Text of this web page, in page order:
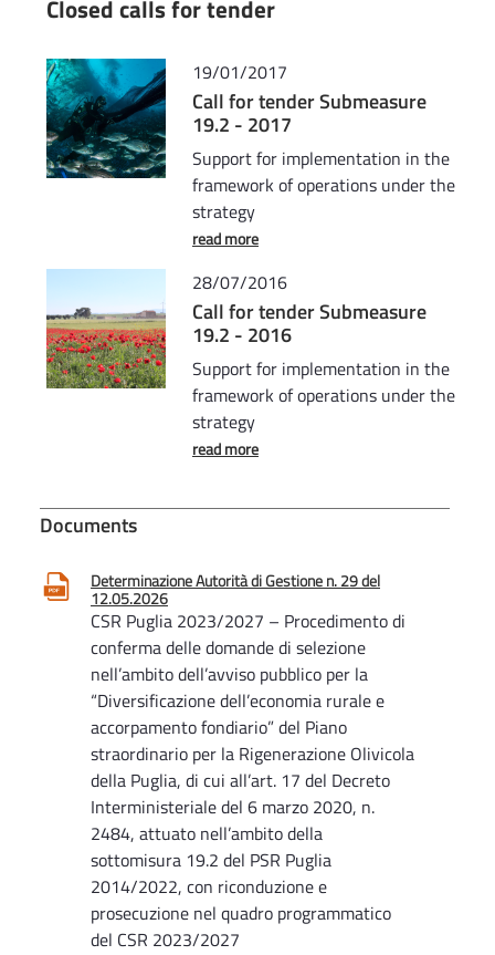
Closed calls for tender
19/01/2017
Call for tender Submeasure
19.2 - 2017
Support for implementation in the
framework of operations under the
strategy
read more
28/07/2016
Call for tender Submeasure
19.2 - 2016
Support for implementation in the
framework of operations under the
strategy
read more
Documents
Determinazione Autorità di Gestione n. 29 del
12.05.2026
CSR Puglia 2023/2027 – Procedimento di
conferma delle domande di selezione
nell’ambito dell’avviso pubblico per la
“Diversificazione dell’economia rurale e
accorpamento fondiario” del Piano
straordinario per la Rigenerazione Olivicola
della Puglia, di cui all’art. 17 del Decreto
Interministeriale del 6 marzo 2020, n.
2484, attuato nell’ambito della
sottomisura 19.2 del PSR Puglia
2014/2022, con riconduzione e
prosecuzione nel quadro programmatico
del CSR 2023/2027